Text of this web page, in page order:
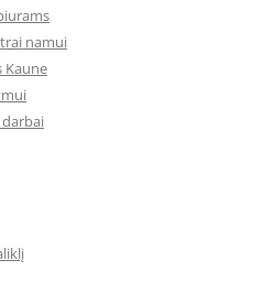
namui
Kaune